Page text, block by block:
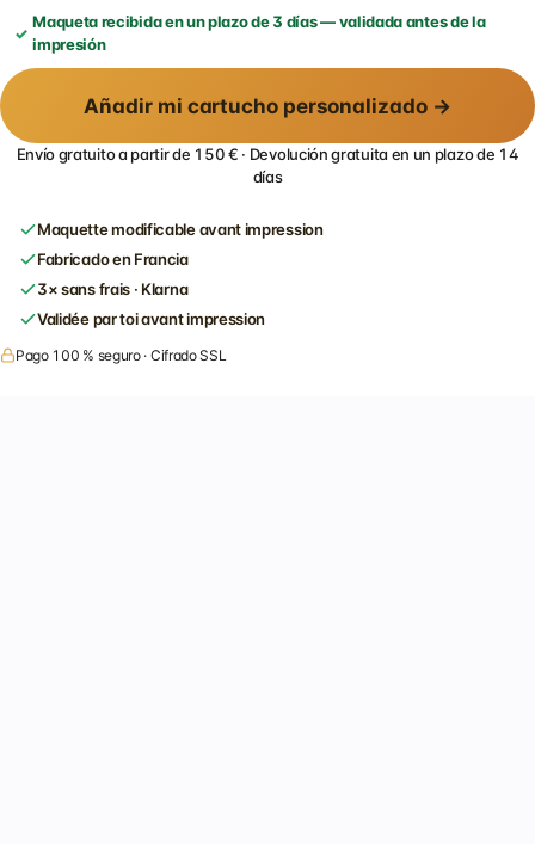
Maqueta recibida en un plazo de 3 días — validada antes de la
impresión
Añadir mi cartucho personalizado →
Envío gratuito a partir de 150 € · Devolución gratuita en un plazo de 14
días
Maquette modificable avant impression
Fabricado en Francia
3× sans frais · Klarna
Validée par toi avant impression
Pago 100 % seguro · Cifrado SSL